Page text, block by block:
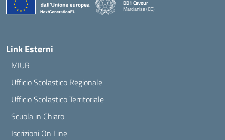
DD1 Cavour
Marcianise (CE)
Link Esterni
MIUR
Ufficio Scolastico Regionale
Ufficio Scolastico Territoriale
Scuola in Chiaro
Iscrizioni On Line